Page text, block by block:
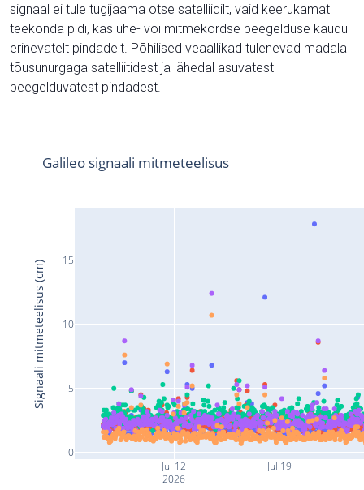
signaal ei tule tugijaama otse satelliidilt, vaid keerukamat
teekonda pidi, kas ühe- või mitmekordse peegelduse kaudu
erinevatelt pindadelt. Põhilised veaallikad tulenevad madala
tõusunurgaga satelliitidest ja lähedal asuvatest
peegelduvatest pindadest.
Jul 12
2026
Jul 19
0
5
10
15
Galileo signaali mitmeteelisus
Signaali mitmeteelisus (cm)